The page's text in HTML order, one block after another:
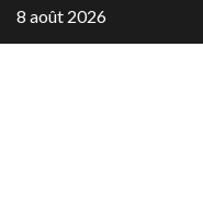
Aller
au
8 août 2026